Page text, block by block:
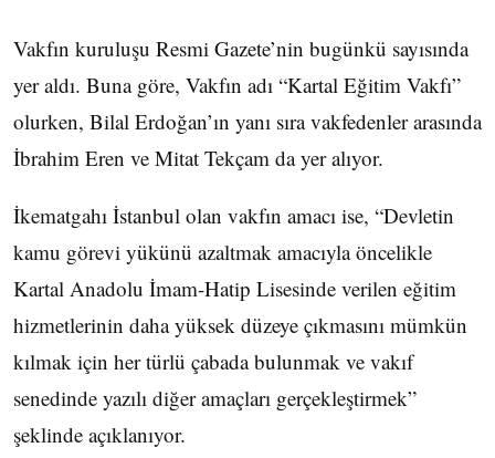
Vakfın kuruluşu Resmi Gazete’nin bugünkü sayısında
yer aldı. Buna göre, Vakfın adı “Kartal Eğitim Vakfı”
olurken, Bilal Erdoğan’ın yanı sıra vakfedenler arasında
İbrahim Eren ve Mitat Tekçam da yer alıyor.
İkematgahı İstanbul olan vakfın amacı ise, “Devletin
kamu görevi yükünü azaltmak amacıyla öncelikle
Kartal Anadolu İmam-Hatip Lisesinde verilen eğitim
hizmetlerinin daha yüksek düzeye çıkmasını mümkün
kılmak için her türlü çabada bulunmak ve vakıf
senedinde yazılı diğer amaçları gerçekleştirmek”
şeklinde açıklanıyor.